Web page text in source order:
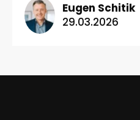
Eugen Schitik
29.03.2026